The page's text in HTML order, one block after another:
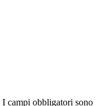
I campi obbligatori sono